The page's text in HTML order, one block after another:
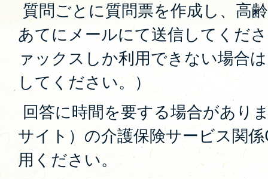
質問ごとに質問票を作成し、高
あてにメールにて送信してくだ
ァックスしか利用できない場合
してください。）
回答に時間を要する場合があり
サイト）の介護保険サービス関
用ください。